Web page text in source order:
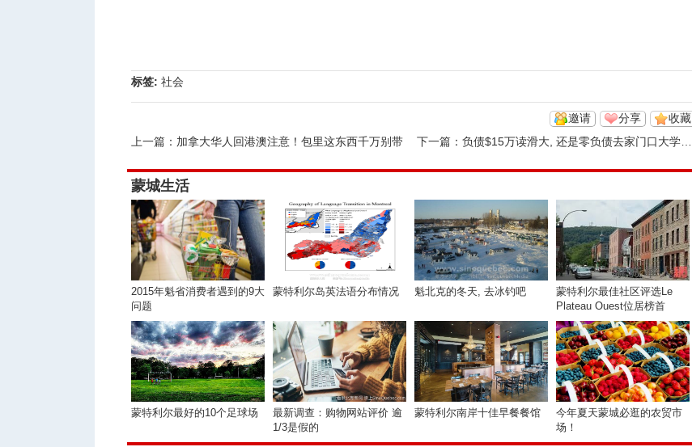
标签: 社会
收藏
分享
邀请
上一篇： 加拿大华人回港澳注意！包里这东西千万别带 下一篇： 负债$15万读滑大, 还是零负债去家门口大学? 这笔账太扎心了
蒙城生活
2015年魁省消费者遇到的9大
问题
蒙特利尔岛英法语分布情况 魁北克的冬天, 去冰钓吧
蒙特利尔最佳社区评选Le
Plateau Ouest位居榜首
蒙特利尔最好的10个足球场
最新调查：购物网站评价 逾
1/3是假的
蒙特利尔南岸十佳早餐餐馆
今年夏天蒙城必逛的农贸市
场！